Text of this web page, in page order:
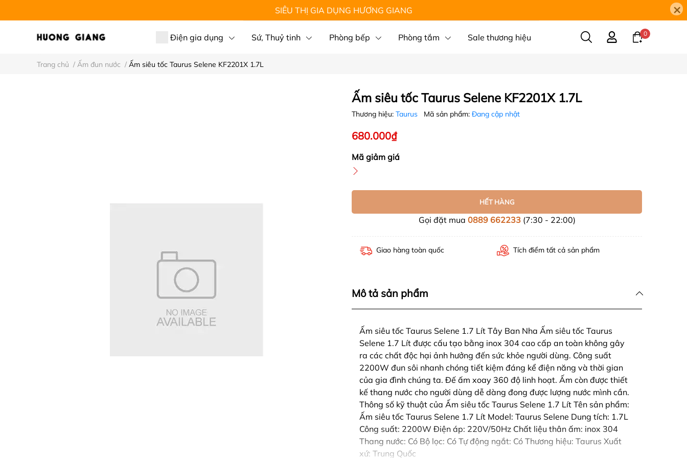
SIÊU THỊ GIA DỤNG HƯƠNG GIANG ×
Điện gia dụng Sứ, Thuỷ tinh Phòng bếp Phòng tắm Sale thương hiệu 0
Trang chủ / Ấm đun nước / Ấm siêu tốc Taurus Selene KF2201X 1.7L
Ấm siêu tốc Taurus Selene KF2201X 1.7L
Thương hiệu: Taurus Mã sản phẩm: Đang cập nhật
680.000₫
Mã giảm giá
HẾT HÀNG
Gọi đặt mua 0889 662233(7:30 - 22:00)
Giao hàng toàn quốc Tích điểm tất cả sản phẩm
Mô tả sản phẩm
Ấm siêu tốc Taurus Selene 1.7 Lít Tây Ban Nha Ấm siêu tốc Taurus
Selene 1.7 Lít được cấu tạo bằng inox 304 cao cấp an toàn không gây
ra các chất độc hại ảnh hưởng đến sức khỏe người dùng. Công suất
2200W đun sôi nhanh chóng tiết kiệm đáng kể điện năng và thời gian
của gia đình chúng ta. Đế ấm xoay 360 độ linh hoạt. Ấm còn được thiết
kế thang nước cho người dùng dễ dàng đong được lượng nước mình cần.
Thông số kỹ thuật của Ấm siêu tốc Taurus Selene 1.7 Lít Tên sản phẩm:
Ấm siêu tốc Taurus Selene 1.7 Lít Model: Taurus Selene Dung tích: 1.7L
Công suất: 2200W Điện áp: 220V/50Hz Chất liệu thân ấm: inox 304
Thang nước: Có Bộ lọc: Có Tự động ngắt: Có Thương hiệu: Taurus Xuất
xứ: Trung Quốc